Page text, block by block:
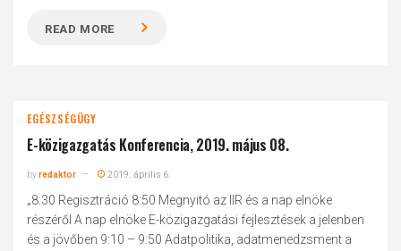
READ MORE
EGÉSZSÉGÜGY
E-közigazgatás Konferencia, 2019. május 08.
byredaktor 2019. április 6.
„8:30 Regisztráció 8:50 Megnyitó az IIR és a nap elnöke
részéről A nap elnöke E-közigazgatási fejlesztések a jelenben
és a jövőben 9:10 – 9:50 Adatpolitika, adatmenedzsment a